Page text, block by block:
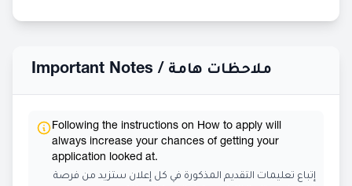
Important Notes / ملاحظات هامة
Following the instructions on How to apply will
always increase your chances of getting your
application looked at.
إتباع تعليمات التقديم المذكورة في كل إعلان ستزيد من فرصة